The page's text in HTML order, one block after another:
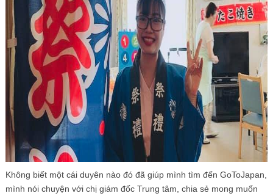
Không biết một cái duyên nào đó đã giúp mình tìm đến GoToJapan,
mình nói chuyện với chị giám đốc Trung tâm, chia sẻ mong muốn